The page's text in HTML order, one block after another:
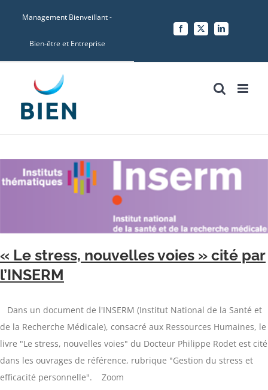
Management Bienveillant -
Bien-être et Entreprise
Facebook
X LinkedIn
« Le stress, nouvelles voies » cité par
l’INSERM
Dans un document de l'INSERM (Institut National de la Santé et
de la Recherche Médicale), consacré aux Ressources Humaines, le
livre "Le stress, nouvelles voies" du Docteur Philippe Rodet est cité
dans les ouvrages de référence, rubrique "Gestion du stress et
efficacité personnelle". Zoom